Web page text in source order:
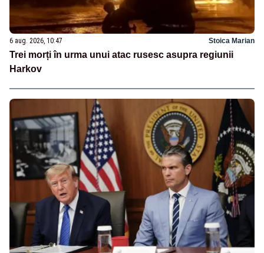
6 aug. 2026, 10:47 Stoica Marian
Trei morți în urma unui atac rusesc asupra regiunii
Harkov